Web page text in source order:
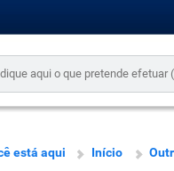
está aqui Início